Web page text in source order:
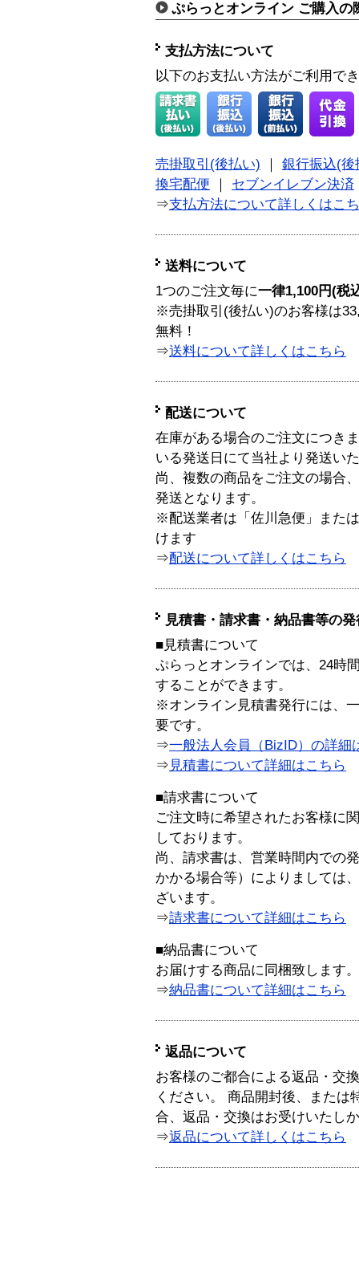
ぷらっとオンライン ご購入の
支払方法について
以下のお支払い方法がご利用で
売掛取引(後払い)
銀行振込(後
換宅配便
セブンイレブン決済
⇒支払方法について詳しくはこ
送料について
1つのご注文毎に一律1,100円(税
※売掛取引(後払い)のお客様は
無料！
⇒送料について詳しくはこちら
配送について
在庫がある場合のご注文につき
いる発送日にて当社より発送い
尚、複数の商品をご注文の場合
発送となります。
※配送業者は「佐川急便」また
けます
⇒配送について詳しくはこちら
見積書・請求書・納品書等の
■見積書について
ぷらっとオンラインでは、24時
することができます。
※オンライン見積書発行には、
要です。
⇒一般法人会員（BizID）の詳細
⇒ 見積書について詳細はこちら
■請求書について
ご注文時に希望されたお客様に
しております。
尚、請求書は、営業時間内での
かかる場合等）によりましては
ざいます。
⇒請求書について詳細はこちら
■納品書について
お届けする商品に同梱致します。
⇒納品書について詳細はこちら
返品について
お客様のご都合による返品・交
ください。 商品開封後、または
合、返品・交換はお受けいたし
⇒返品について詳しくはこちら